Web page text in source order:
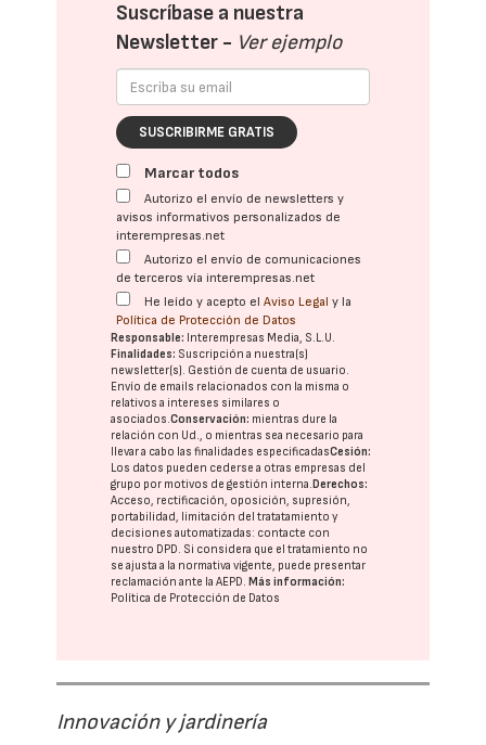
Suscríbase a nuestra
Newsletter - Ver ejemplo
SUSCRIBIRME GRATIS
Marcar todos
Autorizo el envío de newsletters y
avisos informativos personalizados de
interempresas.net
Autorizo el envío de comunicaciones
de terceros vía interempresas.net
He leído y acepto elAviso Legal y la
Política de Protección de Datos
Responsable: Interempresas Media, S.L.U.
Finalidades: Suscripción a nuestra(s)
newsletter(s). Gestión de cuenta de usuario.
Envío de emails relacionados con la misma o
relativos a intereses similares o
asociados.Conservación: mientras dure la
relación con Ud., o mientras sea necesario para
llevar a cabo las finalidades especificadasCesión:
Los datos pueden cederse a otras empresas del
grupo por motivos de gestión interna. Derechos:
Acceso, rectificación, oposición, supresión,
portabilidad, limitación del tratatamiento y
decisiones automatizadas: contacte con
nuestro DPD. Si considera que el tratamiento no
se ajusta a la normativa vigente, puede presentar
reclamación ante laAEPD. Más información:
Política de Protección de Datos
Innovación y jardinería